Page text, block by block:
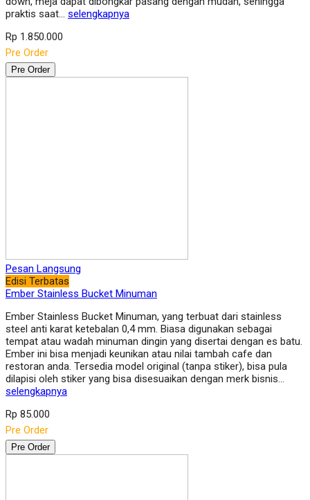
praktis saat… selengkapnya
Rp 1.850.000
Pre Order
Pre Order
Pesan Langsung
Edisi Terbatas
Ember Stainless Bucket Minuman
Ember Stainless Bucket Minuman, yang terbuat dari stainless
steel anti karat ketebalan 0,4 mm. Biasa digunakan sebagai
tempat atau wadah minuman dingin yang disertai dengan es batu.
Ember ini bisa menjadi keunikan atau nilai tambah cafe dan
restoran anda. Tersedia model original (tanpa stiker), bisa pula
dilapisi oleh stiker yang bisa disesuaikan dengan merk bisnis…
selengkapnya
Rp 85.000
Pre Order
Pre Order